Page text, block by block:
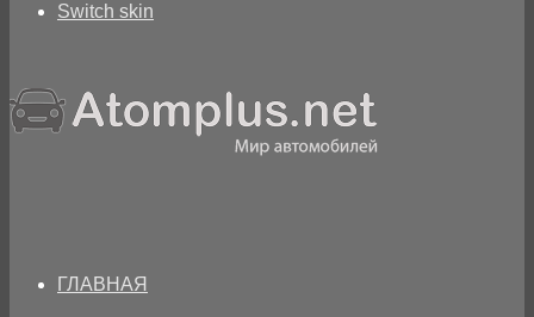
Switch skin
ГЛАВНАЯ